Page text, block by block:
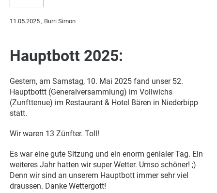
11.05.2025 , Burri Simon
Hauptbott 2025:
Gestern, am Samstag, 10. Mai 2025 fand unser 52.
Hauptbottt (Generalversammlung) im Vollwichs
(Zunfttenue) im Restaurant & Hotel Bären in Niederbipp
statt.
Wir waren 13 Zünfter. Toll!
Es war eine gute Sitzung und ein enorm genialer Tag. Ein
weiteres Jahr hatten wir super Wetter. Umso schöner! ;)
Denn wir sind an unserem Hauptbott immer sehr viel
draussen. Danke Wettergott!